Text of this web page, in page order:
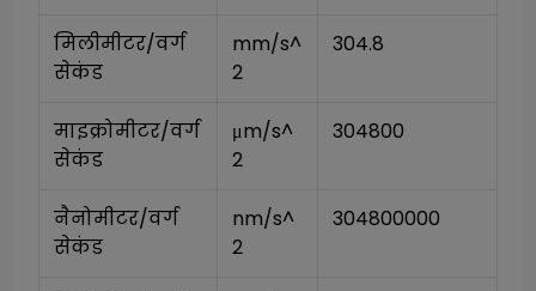
मिलीमीटर/वर्ग
सेकंड
mm/s^
2
304.8
माइक्रोमीटर/वर्ग
सेकंड
μm/s^
2
304800
नैनोमीटर/वर्ग
सेकंड
nm/s^
2
304800000